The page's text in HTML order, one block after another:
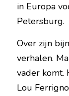
in Europa
Petersburg.
Over zijn
verhalen.
vader komt.
Lou